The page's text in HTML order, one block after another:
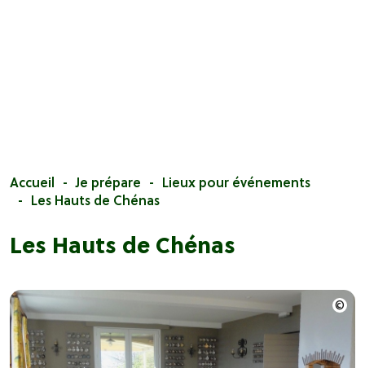
Accueil Je prépare
Lieux pour événements
Les Hauts de Chénas
Les Hauts de Chénas